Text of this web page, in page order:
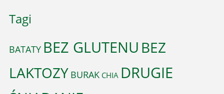
Tagi
BATATY BEZ GLUTENU BEZ
LAKTOZY BURAK CHIA DRUGIE